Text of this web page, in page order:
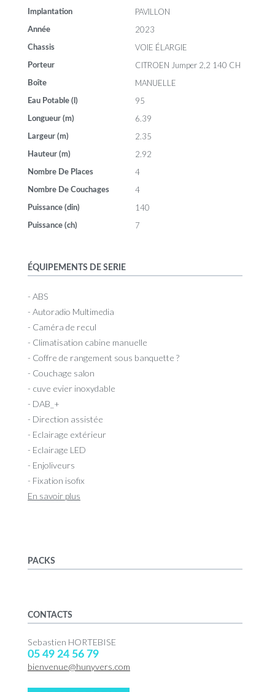
Implantation PAVILLON
Année 2023
Chassis VOIE ÉLARGIE
Porteur CITROEN Jumper 2,2 140 CH
Boîte MANUELLE
Eau Potable (l) 95
Longueur (m) 6.39
Largeur (m) 2.35
Hauteur (m) 2.92
Nombre De Places 4
Nombre De Couchages 4
Puissance (din) 140
Puissance (ch) 7
ÉQUIPEMENTS DE SERIE
- ABS
- Autoradio Multimedia
- Caméra de recul
- Climatisation cabine manuelle
- Coffre de rangement sous banquette ?
- Couchage salon
- cuve evier inoxydable
- DAB_+
- Direction assistée
- Eclairage extérieur
- Eclairage LED
- Enjoliveurs
- Fixation isofix
En savoir plus
PACKS
CONTACTS
Sebastien HORTEBISE
05 49 24 56 79
bienvenue@hunyvers.com